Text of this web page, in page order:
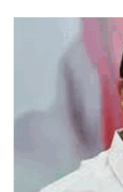
email